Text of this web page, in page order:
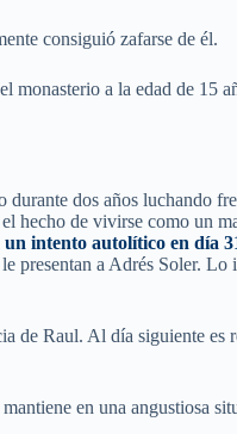
consiguió zafarse de él.
monasterio a la edad de 15
durante dos años luchando
hecho de vivirse como un
un intento autolítico en día
presentan a Adrés Soler. Lo
de Raul. Al día siguiente es
en una angustiosa